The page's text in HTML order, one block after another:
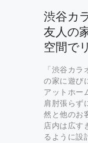
渋谷カ
友人の
空間で
「渋谷カ
の家に遊び
アットホー
肩肘張らず
然と他のお
店内は広す
るように設